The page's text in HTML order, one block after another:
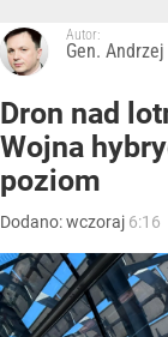
Autor:
Gen.
Dron nad
Wojna
poziom
Dodano:wczoraj 6:16